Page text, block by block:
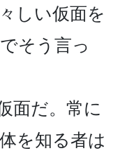
しい仮面を
そう言っ
面だ。常に
を知る者は